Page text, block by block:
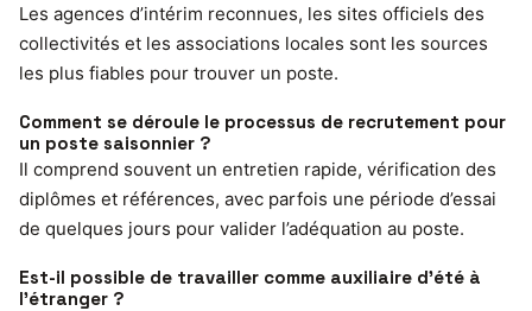
Les agences d’intérim reconnues, les sites officiels des
collectivités et les associations locales sont les sources
les plus fiables pour trouver un poste.
Comment se déroule le processus de recrutement pour
un poste saisonnier ?
Il comprend souvent un entretien rapide, vérification des
diplômes et références, avec parfois une période d’essai
de quelques jours pour valider l’adéquation au poste.
Est-il possible de travailler comme auxiliaire d’été à
l’étranger ?